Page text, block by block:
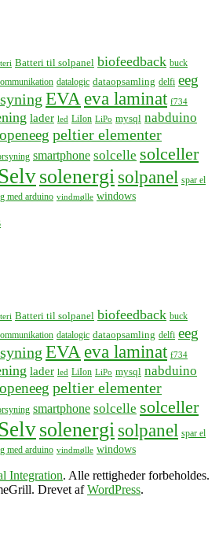
Batteri til solpanel biofeedback buck
datalogic dataopsamling delfi eeg
EVA eva laminat f734
lader led LiIon LiPo mysql nabduino
openeeg peltier elementer
smartphone solcelle solceller
solenergisolpanel spar el
med arduino vindmølle windows
Batteri til solpanel biofeedback buck
datalogic dataopsamling delfi eeg
EVA eva laminat f734
lader led LiIon LiPo mysql nabduino
openeeg peltier elementer
smartphone solcelle solceller
solenergisolpanel spar el
med arduino vindmølle windows
Integration. Alle rettigheder forbeholdes.
Drevet afWordPress.